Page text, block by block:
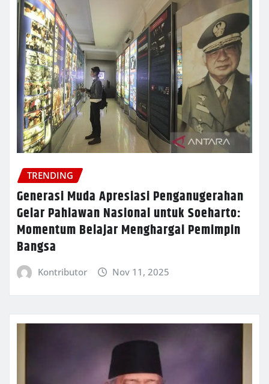
TRENDING
Generasi Muda Apresiasi Penganugerahan
Gelar Pahlawan Nasional untuk Soeharto:
Momentum Belajar Menghargai Pemimpin
Bangsa
Kontributor Nov 11, 2025